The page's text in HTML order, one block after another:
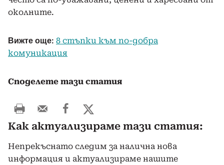
околните.
Вижте още: 8 стъпки към по-добра
комуникация
Споделете тази статия
Как актуализираме тази статия:
Непрекъснато следим за налична нова
информация и актуализираме нашите